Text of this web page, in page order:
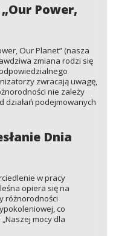
Power,
Our Planet” (nasza
zmiana rodzi się
zwracają uwagę,
nie zależy
działań podejmowanych
Dnia
w pracy
opiera się na
różnorodności
co
mocy dla